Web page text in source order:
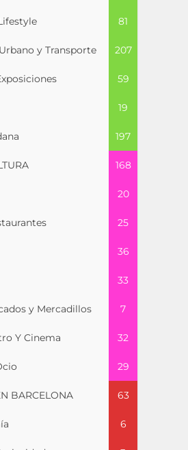
81
y Transporte 207
59
19
197
168
20
25
36
33
y Mercadillos 7
Y Cinema 32
29
BARCELONA 63
6